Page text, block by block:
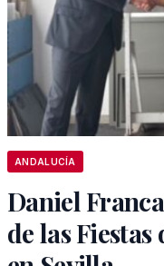
ANDALUCÍA
Daniel
de las